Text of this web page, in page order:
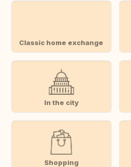
Classic home exchange
In the city
Shopping